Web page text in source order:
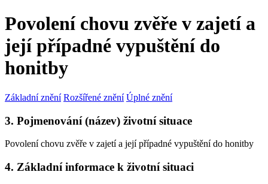
Povolení chovu zvěře v zajetí a
její případné vypuštění do
honitby
Základní znění Rozšířené znění Úplné znění
3. Pojmenování (název) životní situace
Povolení chovu zvěře v zajetí a její případné vypuštění do honitby
4. Základní informace k životní situaci